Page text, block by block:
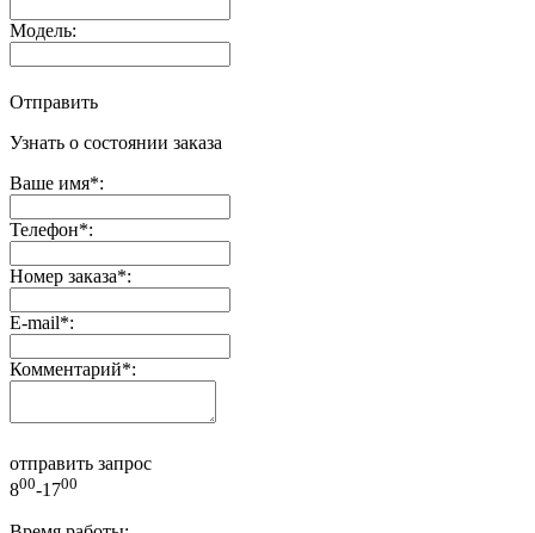
Модель:
Отправить
Узнать о состоянии заказа
Ваше имя*:
Телефон*:
Номер заказа*:
E-mail*:
Комментарий*:
отправить запрос
800-1700